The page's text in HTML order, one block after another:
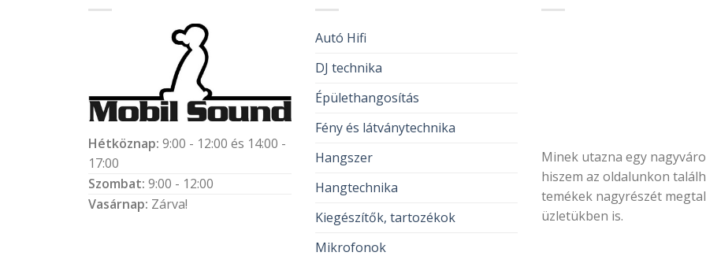
Hétköznap: 9:00 - 12:00 és 14:00 -
17:00
Szombat: 9:00 - 12:00
Vasárnap: Zárva!
Autó Hifi
DJ technika
Épülethangosítás
Fény és látványtechnika
Hangszer
Hangtechnika
Kiegészítők, tartozékok
Mikrofonok
Minek utazna egy
hiszem az oldalunkon
temékek nagyrészét
üzletükben is.